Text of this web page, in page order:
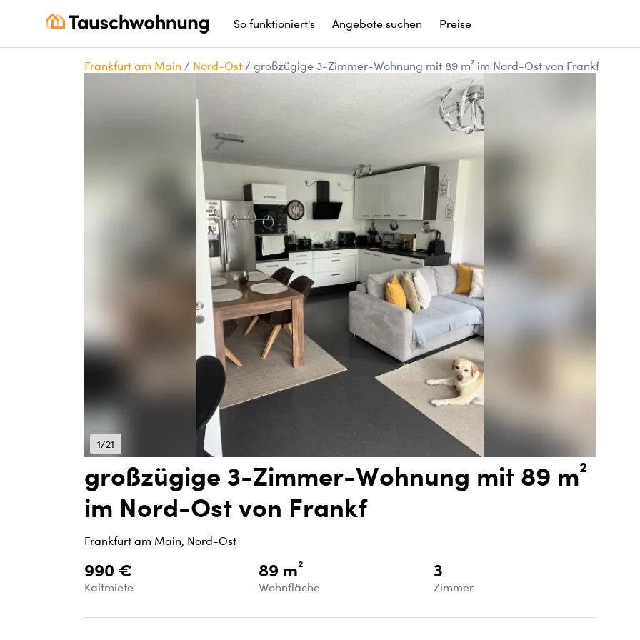
So funktioniert's Angebote suchen Preise
Frankfurt am Main / Nord-Ost / großzügige 3-Zimmer-Wohnung mit 89 m² im Nord-Ost von Frankf
1/21
großzügige 3-Zimmer-Wohnung mit 89 m²
im Nord-Ost von Frankf
Frankfurt am Main, Nord-Ost
990 €
Kaltmiete
89 m²
Wohnfläche
3
Zimmer